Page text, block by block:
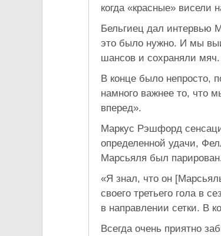
когда «красные» висели
Бельгиец дал интервью
это было нужно. И мы
шансов и сохраняли мяч.
В конце было непросто,
намного важнее то, что
вперед».
Маркус Рэшфорд
определенной удачи,
Марсьяля был
«Я знал, что он
своего третьего гола в
в направлении сетки. В
Всегда очень приятно